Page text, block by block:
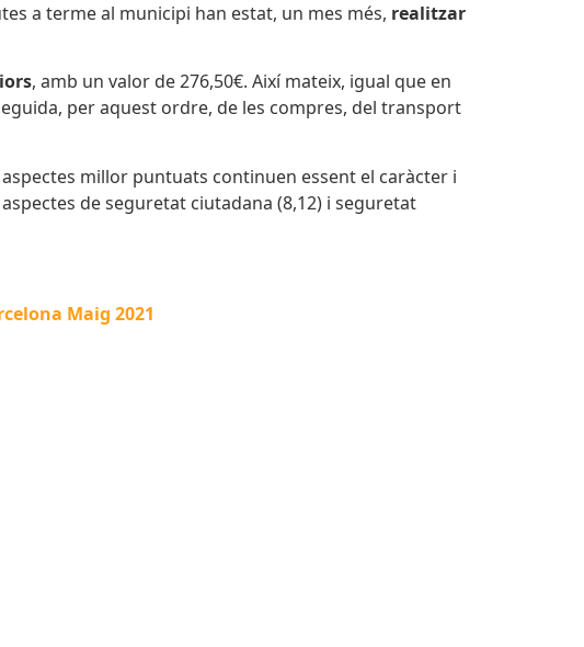
a terme al municipi han estat, un mes més, realitzar
, amb un valor de 276,50€. Així mateix, igual que en
per aquest ordre, de les compres, del transport
aspectes millor puntuats continuen essent el caràcter i
de seguretat ciutadana (8,12) i seguretat
Maig 2021